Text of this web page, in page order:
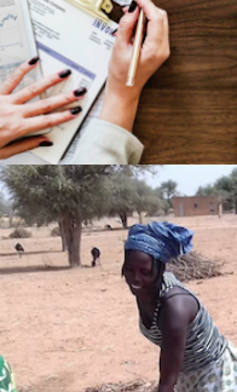
LETTRE D’ACTU DU 15